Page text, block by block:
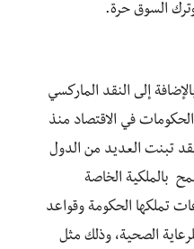
السوق حرة.
إلى النقد الماركسي
في الاقتصاد منذ
تبنت العديد من الدول
بالملكية الخاصة
تملكها الحكومة وقواعد
الصحية، وذلك مثل